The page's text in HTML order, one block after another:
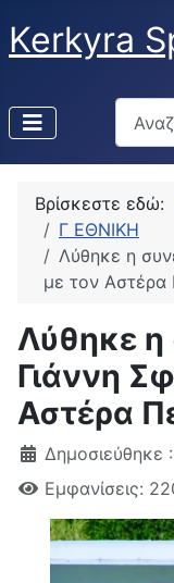
Kerkyra
Type
Βρίσκεστε εδώ:
Γ ΕΘΝΙΚΗ
Λύθηκε η
με τον Αστέρα
Λύθηκε η
Γιάννη
Αστέρα
Δημοσιεύθηκε
Εμφανίσεις: